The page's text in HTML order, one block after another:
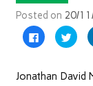
Posted on 20/
Fai
clic
Facebook
Fai
clic
su
Jonathan David